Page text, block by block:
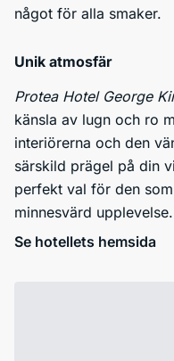
något för alla smaker.
Unik atmosfär
Protea Hotel George
känsla av lugn och ro
interiörerna och den
särskild prägel på din
perfekt val för den
minnesvärd upplevelse.
Se hotellets hemsida